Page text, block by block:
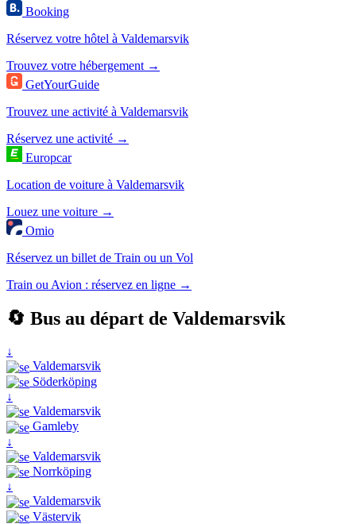
Booking
Réservez votre hôtel à Valdemarsvik
Trouvez votre hébergement →
GetYourGuide
Trouvez une activité à Valdemarsvik
Réservez une activité →
Europcar
Location de voiture à Valdemarsvik
Louez une voiture →
Omio
Réservez un billet de Train ou un Vol
Train ou Avion : réservez en ligne →
🔄 Bus au départ de Valdemarsvik
↓
Valdemarsvik
Söderköping
↓
Valdemarsvik
Gamleby
↓
Valdemarsvik
Norrköping
↓
Valdemarsvik
Västervik